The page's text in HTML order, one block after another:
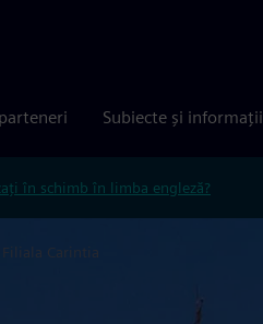
Subiecte și informații
în schimb în limba engleză?
Filiala Carintia